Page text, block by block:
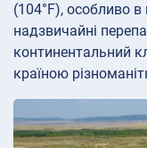
(104°F), особливо в
надзвичайні
континентальний
країною